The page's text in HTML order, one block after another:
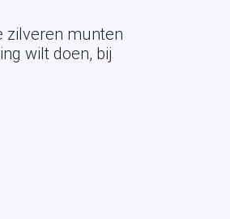
zilveren munten
wilt doen, bij